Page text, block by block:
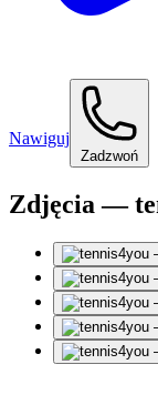
Nawiguj
Zadzwoń
Zdjęcia —